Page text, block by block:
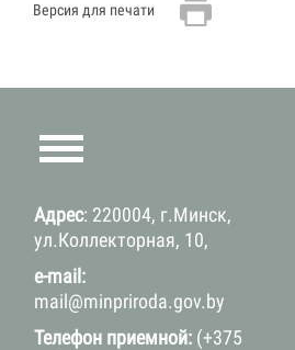
Версия для печати
Адрес: 220004, г.Минск,
ул.Коллекторная, 10,
e-mail:
mail@minpriroda.gov.by
Телефон приемной: (+375